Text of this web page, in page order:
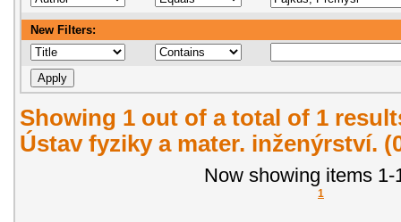
New Filters:
Showing 1 out of a total of 1
Ústav fyziky a mater. inženýrství.
Now showing items 1-
1